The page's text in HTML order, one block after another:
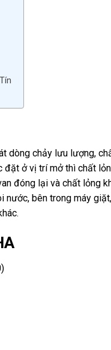
dòng chảy lưu lượng,
đặt ở vị trí mở thì chất
đóng lại và chất lỏng
nước, bên trong máy